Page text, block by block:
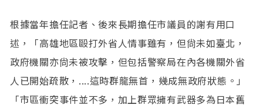
根據當年擔任記者、後來長期擔任市議員的謝有用口
述，「高雄地區毆打外省人情事雖有，但尙未如臺北，
政府機關亦尙未被攻擊，但包括警察局在內各機關外省
人已開始疏散，....這時群龍無首，幾成無政府狀態。」
「市區衝突事件並不多，加上群眾擁有武器多為日本舊